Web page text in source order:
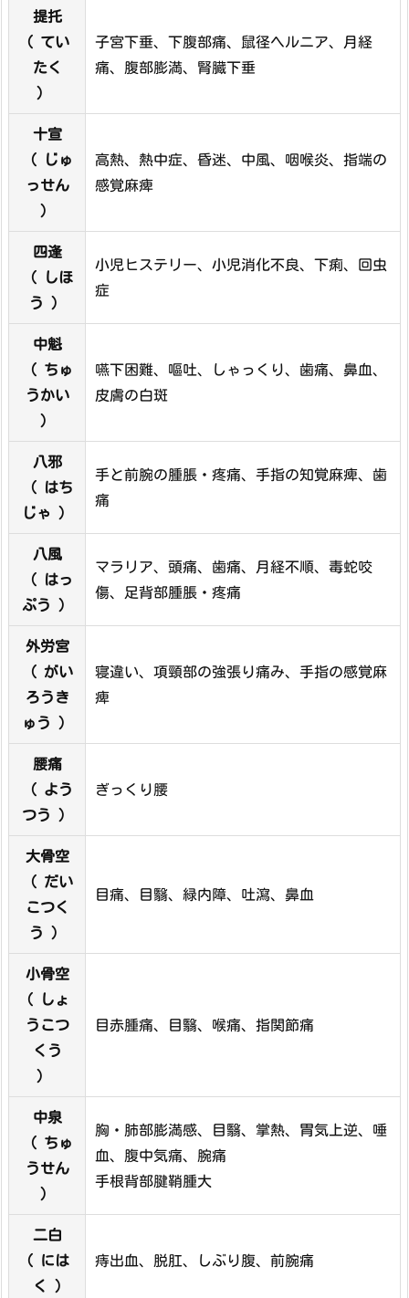
提托
( てい
たく
)
子宮下垂、下腹部痛、鼠径ヘルニア、月経
痛、腹部膨満、腎臓下垂
十宣
（ じゅ
っせん
）
高熱、熱中症、昏迷、中風、咽喉炎、指端の
感覚麻痺
四逢
（ しほ
う ）
小児ヒステリー、小児消化不良、下痢、回虫
症
中魁
（ ちゅ
うかい
）
嚥下困難、嘔吐、しゃっくり、歯痛、鼻血、
皮膚の白斑
八邪
（ はち
じゃ ）
手と前腕の腫脹・疼痛、手指の知覚麻痺、歯
痛
八風
（ はっ
ぷう ）
マラリア、頭痛、歯痛、月経不順、毒蛇咬
傷、足背部腫脹・疼痛
外労宮
（ がい
ろうき
ゅう ）
寝違い、項頸部の強張り痛み、手指の感覚麻
痺
腰痛
（ よう
つう ）
ぎっくり腰
大骨空
（ だい
こつく
う ）
目痛、目翳、緑内障、吐瀉、鼻血
小骨空
( しょ
うこつ
くう
)
目赤腫痛、目翳、喉痛、指関節痛
中泉
（ ちゅ
うせん
）
胸・肺部膨満感、目翳、掌熱、胃気上逆、唾
血、腹中気痛、腕痛
手根背部腱鞘腫大
二白
( には
く )
痔出血、脱肛、しぶり腹、前腕痛